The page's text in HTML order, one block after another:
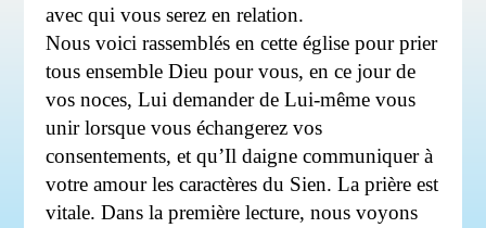
avec qui vous serez en relation.
Nous voici rassemblés en cette église pour prier
tous ensemble Dieu pour vous, en ce jour de
vos noces, Lui demander de Lui-même vous
unir lorsque vous échangerez vos
consentements, et qu’Il daigne communiquer à
votre amour les caractères du Sien. La prière est
vitale. Dans la première lecture, nous voyons